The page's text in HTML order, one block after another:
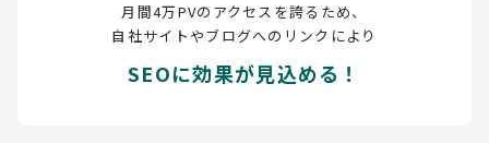
月間4万PVのアクセスを誇るため、
自社サイトやブログへのリンクにより
SEOに効果が見込める！